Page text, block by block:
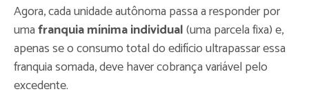
Agora, cada unidade autônoma passa a responder por
umafranquia mínima individual(uma parcela fixa) e,
apenas se o consumo total do edifício ultrapassar essa
franquia somada, deve haver cobrança variável pelo
excedente.